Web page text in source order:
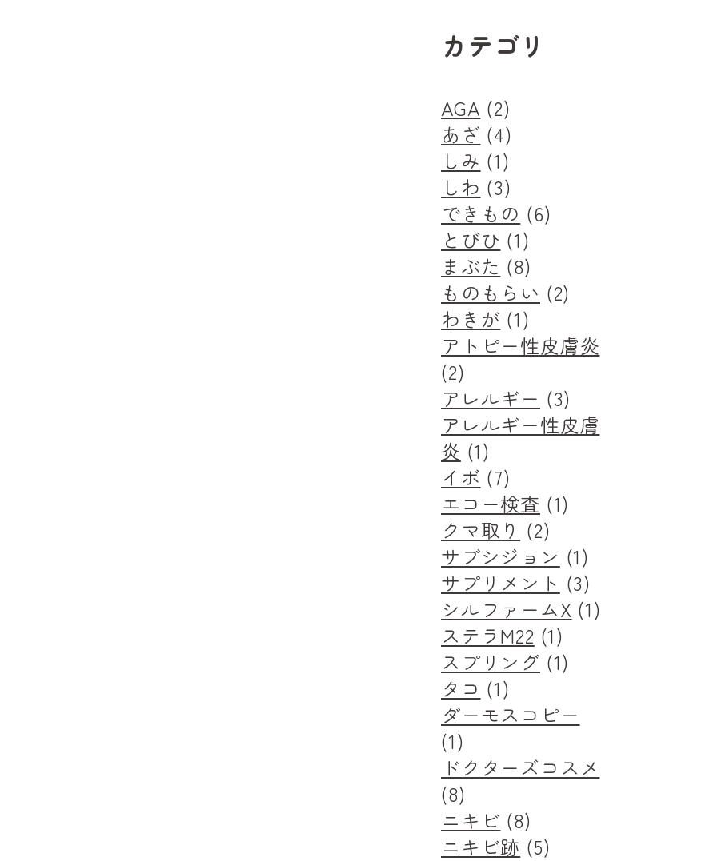
カテゴリ
AGA (2)
あざ (4)
しみ (1)
しわ (3)
できもの (6)
とびひ (1)
まぶた (8)
ものもらい (2)
わきが (1)
アトピー性皮膚炎
(2)
アレルギー (3)
アレルギー性皮膚
炎 (1)
イボ (7)
エコー検査 (1)
クマ取り (2)
サブシジョン (1)
サプリメント (3)
シルファームX (1)
ステラM22 (1)
スプリング (1)
タコ (1)
ダーモスコピー
(1)
ドクターズコスメ
(8)
ニキビ (8)
ニキビ跡 (5)